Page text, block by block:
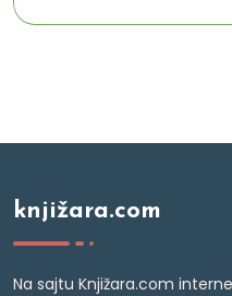
knjižara.com
Na sajtu Knjižara.com